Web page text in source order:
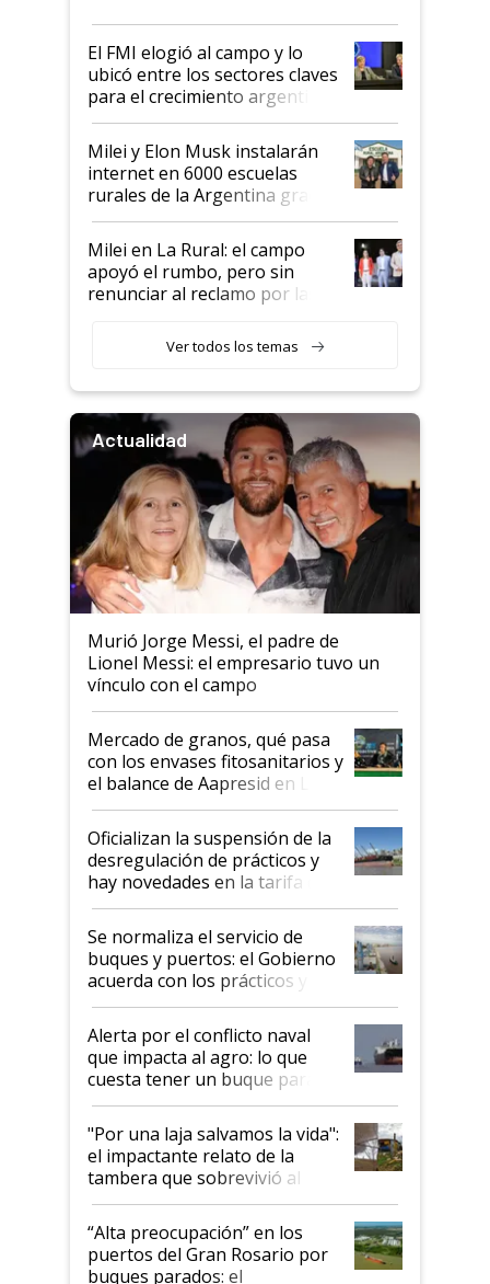
de Milei
El FMI elogió al campo y lo
ubicó entre los sectores claves
para el crecimiento argentino
Milei y Elon Musk instalarán
internet en 6000 escuelas
rurales de la Argentina gracias
a un acuerdo con Starlink
Milei en La Rural: el campo
apoyó el rumbo, pero sin
renunciar al reclamo por las
Ver todos los temas
Actualidad
Murió Jorge Messi, el padre de
Lionel Messi: el empresario tuvo un
vínculo con el campo
Mercado de granos, qué pasa
con los envases fitosanitarios y
el balance de Aapresid en La
Posta
Oficializan la suspensión de la
desregulación de prácticos y
hay novedades en la tarifa de
la hidrovía
Se normaliza el servicio de
buques y puertos: el Gobierno
acuerda con los prácticos y
suspende el decreto de
desregulación
Alerta por el conflicto naval
que impacta al agro: lo que
cuesta tener un buque parado
y el peligro de que Argentina
pase a ser "país sucio"
"Por una laja salvamos la vida":
el impactante relato de la
tambera que sobrevivió al
tornado
“Alta preocupación” en los
puertos del Gran Rosario por
buques parados: el